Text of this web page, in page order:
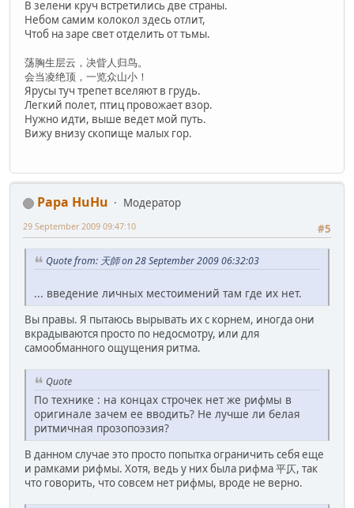
В зелени круч встретились две страны.
Небом самим колокол здесь отлит,
Чтоб на заре свет отделить от тьмы.
荡胸生层云，决眥人归鸟。
会当凌绝顶，一览众山小！
Ярусы туч трепет вселяют в грудь.
Легкий полет, птиц провожает взор.
Нужно идти, выше ведет мой путь.
Вижу внизу скопище малых гор.
Papa HuHu
Модератор
#5
29 September 2009 09:47:10
Quote from: 天師 on 28 September 2009 06:32:03
... введение личных местоимений там где их нет.
Вы правы. Я пытаюсь вырывать их с корнем, иногда они
вкрадываются просто по недосмотру, или для
самообманного ощущения ритма.
Quote
По технике : на концах строчек нет же рифмы в
оригинале зачем ее вводить? Не лучше ли белая
ритмичная прозопоэзия?
В данном случае это просто попытка ограничить себя еще
и рамками рифмы. Хотя, ведь у них была рифма 平仄, так
что говорить, что совсем нет рифмы, вроде не верно.